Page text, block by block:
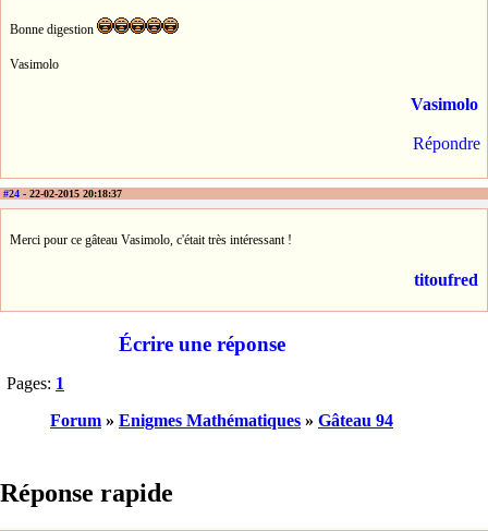
Bonne digestion
Vasimolo
Vasimolo
Répondre
#24 - 22-02-2015 20:18:37
Merci pour ce gâteau Vasimolo, c'était très intéressant !
titoufred
Écrire une réponse
Pages: 1
Forum » Enigmes Mathématiques » Gâteau 94
Réponse rapide